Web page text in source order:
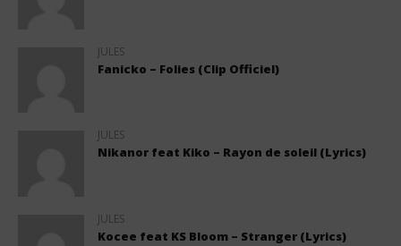
JULES
Fanicko – Folies (Clip Officiel)
JULES
Nikanor feat Kiko – Rayon de soleil (Lyrics)
JULES
Kocee feat KS Bloom – Stranger (Lyrics)